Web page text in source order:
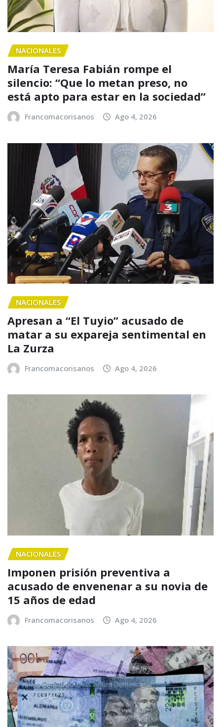
NACIONALES
María Teresa Fabián rompe el
silencio: “Que lo metan preso, no
está apto para estar en la sociedad”
Francomacorisanos Ago 4, 2026
NACIONALES
Apresan a “El Tuyio” acusado de
matar a su expareja sentimental en
La Zurza
Francomacorisanos Ago 4, 2026
NACIONALES
Imponen prisión preventiva a
acusado de envenenar a su novia de
15 años de edad
Francomacorisanos Ago 4, 2026